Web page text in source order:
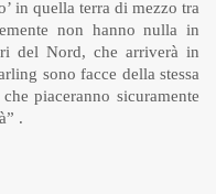
in quella terra di mezzo tra
non hanno nulla in
del Nord, che arriverà in
sono facce della stessa
piaceranno sicuramente
.